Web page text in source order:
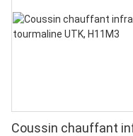
Coussin chauffant